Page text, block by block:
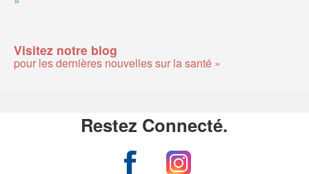
Visitez notre blog
pour les dernières nouvelles sur la santé »
Restez Connecté.